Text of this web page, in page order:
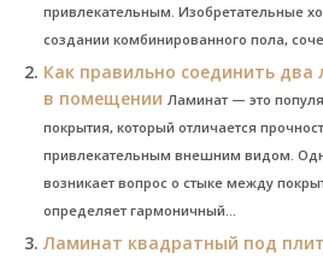
привлекательным. Изобретательные
создании комбинированного пола,
Как правильно соединить
в помещении Ламинат — это
покрытия, который отличается
привлекательным внешним видом.
возникает вопрос о стыке между
определяет гармоничный...
Ламинат квадратный под